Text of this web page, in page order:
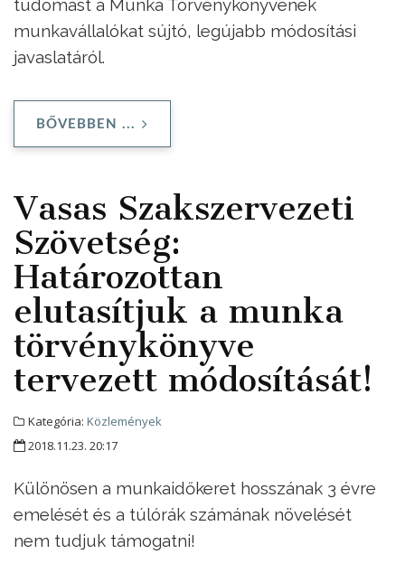
tudomást a Munka Törvénykönyvének
munkavállalókat sújtó, legújabb módosítási
javaslatáról.
BŐVEBBEN ...
Vasas Szakszervezeti
Szövetség:
Határozottan
elutasítjuk a munka
törvénykönyve
tervezett módosítását!
Kategória: Közlemények
2018.11.23. 20:17
Különösen a munkaidőkeret hosszának 3 évre
emelését és a túlórák számának növelését
nem tudjuk támogatni!